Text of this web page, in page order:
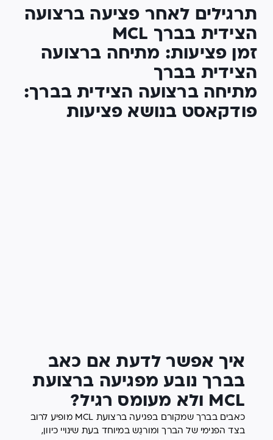
תרגילים לאחר פציעה ברצועה
הצידית בברך MCL
זמן פציעות: מתיחה ברצועה
הצידית בברך
מתיחה ברצועה הצידית בברך:
פודקאסט בנושא פציעות
איך אפשר לדעת אם כאב
בברך נובע מפגיעה ברצועת
MCL ולא מעומס רגיל?
כאבים בברך שמקורם בפגיעה ברצועת MCL מופיע לרוב
בצד הפנימי של הברך ומורגַש במיוחד בעת שינויי כיוון,